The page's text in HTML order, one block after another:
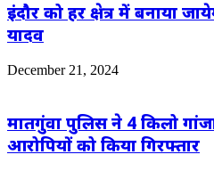
इंदौर को हर क्षेत्र में बनाया
यादव
December 21, 2024
मातगुंवा पुलिस ने 4 किलो
आरोपियों को किया गिरफ्तार